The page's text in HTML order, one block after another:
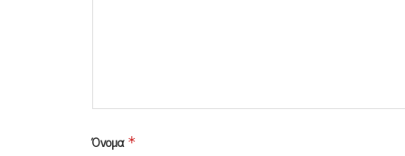
Όνομα *